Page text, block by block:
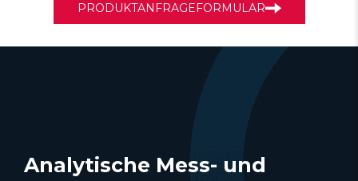
PRODUKTANFRAGEFORMULAR
Analytische Mess- und